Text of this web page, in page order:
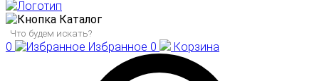
Каталог
0 Избранное 0 Корзина